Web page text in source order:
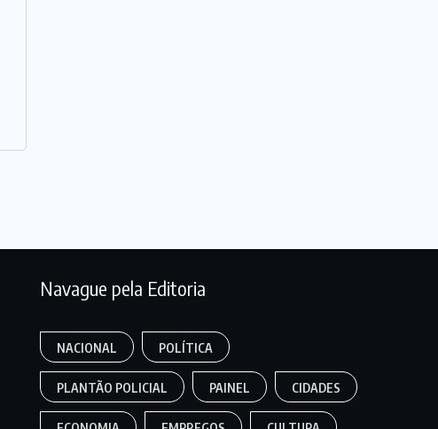
Navague pela Editoria
NACIONAL POLÍTICA
PLANTÃO POLICIAL PAINEL CIDADES